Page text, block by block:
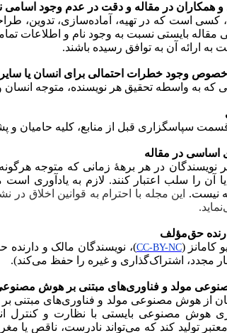
در مقاله و دقت در عدم وجود اسامی
کسی است که در تهیه، آماده‌سازی، تدوین،
بایستی نسبت به وجود نام و اطلاعات
به ارائه آن به توافق رسیده باشند.
وجود خطرات احتمالی برای انسان یا
که به واسطه تحقیق هر نویسنده، متوجه
سپاسگزاری قبل از منابع، کلیه حامیان و
اساسی در مقاله
نویسندگان در هر برهۀ زمانی که متوجه
یا آن را سلب اعتبار کنند. لازم به
نیست.
این مجله با احترام به قوانین اخلاق در
حق‌مؤلف
کامانز (CC-BY-NC)، نویسندگان مالک و
مجدد، اشتراک‌گذاری و غیره را حفظ می‌کند).
مولد و فناوری‌های مبتنی بر هوش
از هوش مصنوعی مولد و فناوری‌های مبتنی بر
هوش مصنوعی بایستی با نظارت و کنترل
تولید کند که می‌تواند نادرست، ناقص یا